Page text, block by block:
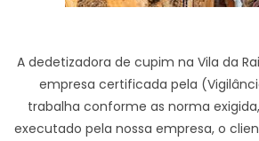
A dedetizadora de cupim na Vila da
empresa certificada pela
trabalha conforme as norma
executado pela nossa empresa, o